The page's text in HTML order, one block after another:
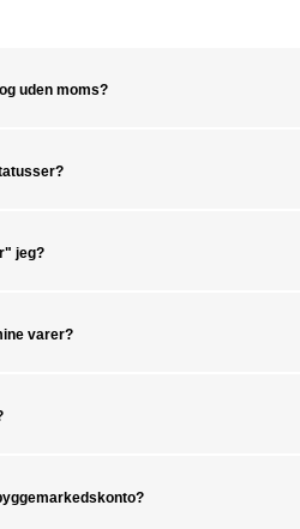
uden moms?
jeg?
varer?